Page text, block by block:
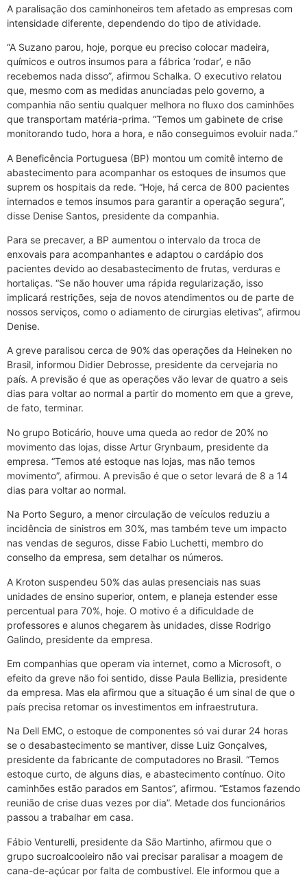
A paralisação dos caminhoneiros tem afetado as empresas com
intensidade diferente, dependendo do tipo de atividade.
“A Suzano parou, hoje, porque eu preciso colocar madeira,
químicos e outros insumos para a fábrica ‘rodar’, e não
recebemos nada disso”, afirmou Schalka. O executivo relatou
que, mesmo com as medidas anunciadas pelo governo, a
companhia não sentiu qualquer melhora no fluxo dos caminhões
que transportam matéria-prima. “Temos um gabinete de crise
monitorando tudo, hora a hora, e não conseguimos evoluir nada.”
A Beneficência Portuguesa (BP) montou um comitê interno de
abastecimento para acompanhar os estoques de insumos que
suprem os hospitais da rede. “Hoje, há cerca de 800 pacientes
internados e temos insumos para garantir a operação segura”,
disse Denise Santos, presidente da companhia.
Para se precaver, a BP aumentou o intervalo da troca de
enxovais para acompanhantes e adaptou o cardápio dos
pacientes devido ao desabastecimento de frutas, verduras e
hortaliças. “Se não houver uma rápida regularização, isso
implicará restrições, seja de novos atendimentos ou de parte de
nossos serviços, como o adiamento de cirurgias eletivas”, afirmou
Denise.
A greve paralisou cerca de 90% das operações da Heineken no
Brasil, informou Didier Debrosse, presidente da cervejaria no
país. A previsão é que as operações vão levar de quatro a seis
dias para voltar ao normal a partir do momento em que a greve,
de fato, terminar.
No grupo Boticário, houve uma queda ao redor de 20% no
movimento das lojas, disse Artur Grynbaum, presidente da
empresa. “Temos até estoque nas lojas, mas não temos
movimento”, afirmou. A previsão é que o setor levará de 8 a 14
dias para voltar ao normal.
Na Porto Seguro, a menor circulação de veículos reduziu a
incidência de sinistros em 30%, mas também teve um impacto
nas vendas de seguros, disse Fabio Luchetti, membro do
conselho da empresa, sem detalhar os números.
A Kroton suspendeu 50% das aulas presenciais nas suas
unidades de ensino superior, ontem, e planeja estender esse
percentual para 70%, hoje. O motivo é a dificuldade de
professores e alunos chegarem às unidades, disse Rodrigo
Galindo, presidente da empresa.
Em companhias que operam via internet, como a Microsoft, o
efeito da greve não foi sentido, disse Paula Bellizia, presidente
da empresa. Mas ela afirmou que a situação é um sinal de que o
país precisa retomar os investimentos em infraestrutura.
Na Dell EMC, o estoque de componentes só vai durar 24 horas
se o desabastecimento se mantiver, disse Luiz Gonçalves,
presidente da fabricante de computadores no Brasil. “Temos
estoque curto, de alguns dias, e abastecimento contínuo. Oito
caminhões estão parados em Santos”, afirmou. “Estamos fazendo
reunião de crise duas vezes por dia”. Metade dos funcionários
passou a trabalhar em casa.
Fábio Venturelli, presidente da São Martinho, afirmou que o
grupo sucroalcooleiro não vai precisar paralisar a moagem de
cana-de-açúcar por falta de combustível. Ele informou que a